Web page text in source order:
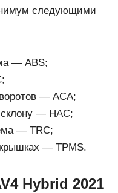
следующими
— ABS;
— ACA;
— HAC;
— TRC;
— TPMS.
Hybrid 2021